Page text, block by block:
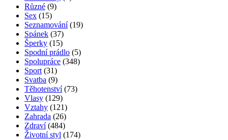
Různé (9)
Sex (15)
Seznamování(19)
Spánek (37)
Šperky (15)
Spodní prádlo (5)
Spolupráce (348)
Sport (31)
Svatba (9)
Těhotenství(73)
Vlasy (129)
Vztahy (121)
Zahrada (26)
Zdraví(484)
Životní styl (174)